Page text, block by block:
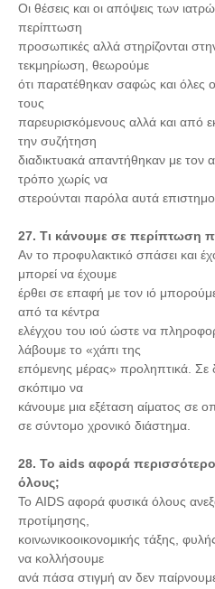
Οι θέσεις και οι απόψεις των
περίπτωση
προσωπικές αλλά στηρίζονται
τεκμηρίωση, θεωρούμε
ότι παρατέθηκαν σαφώς και όλες
τους
παρευρισκόμενους αλλά και από
την συζήτηση
διαδικτυακά απαντήθηκαν με τον
τρόπο χωρίς να
στερούνται παρόλα αυτά
27. Τι κάνουμε σε περίπτωση
Αν το προφυλακτικό σπάσει και
μπορεί να έχουμε
έρθει σε επαφή με τον ιό
από τα κέντρα
ελέγχου του ιού ώστε να
λάβουμε το «χάπι της
επόμενης μέρας» προληπτικά. Σε
σκόπιμο να
κάνουμε μια εξέταση αίματος σε
σε σύντομο χρονικό διάστημα.
28. Το aids αφορά
όλους;
Το AIDS αφορά φυσικά όλους
προτίμησης,
κοινωνικοοικονομικής τάξης,
να κολλήσουμε
ανά πάσα στιγμή αν δεν